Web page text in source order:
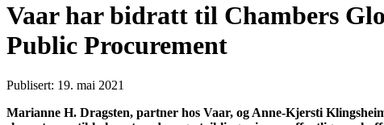
Vaar har bidratt til Chambers
Public Procurement
Publisert: 19. mai 2021
Marianne H. Dragsten, partner hos Vaar, og Anne-Kjersti